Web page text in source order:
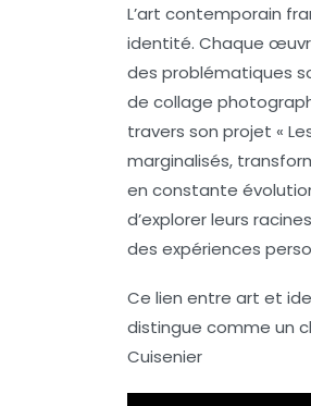
L’art contemporain
identité. Chaque
des problématiques
de collage
travers son projet «
marginalisés,
en constante
d’explorer leurs racines
des expériences
Ce lien entre art et
distingue comme un
Cuisenier